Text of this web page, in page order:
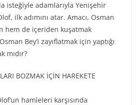
isteğiyle adamlarıyla Yenişehir
ilk adımını atar. Amacı, Osman
hem de içeriden kuşatmak
Bey’i zayıflatmak için yaptığı
mıdır?
BOZMAK İÇİN HAREKETE
hamleleri karşısında